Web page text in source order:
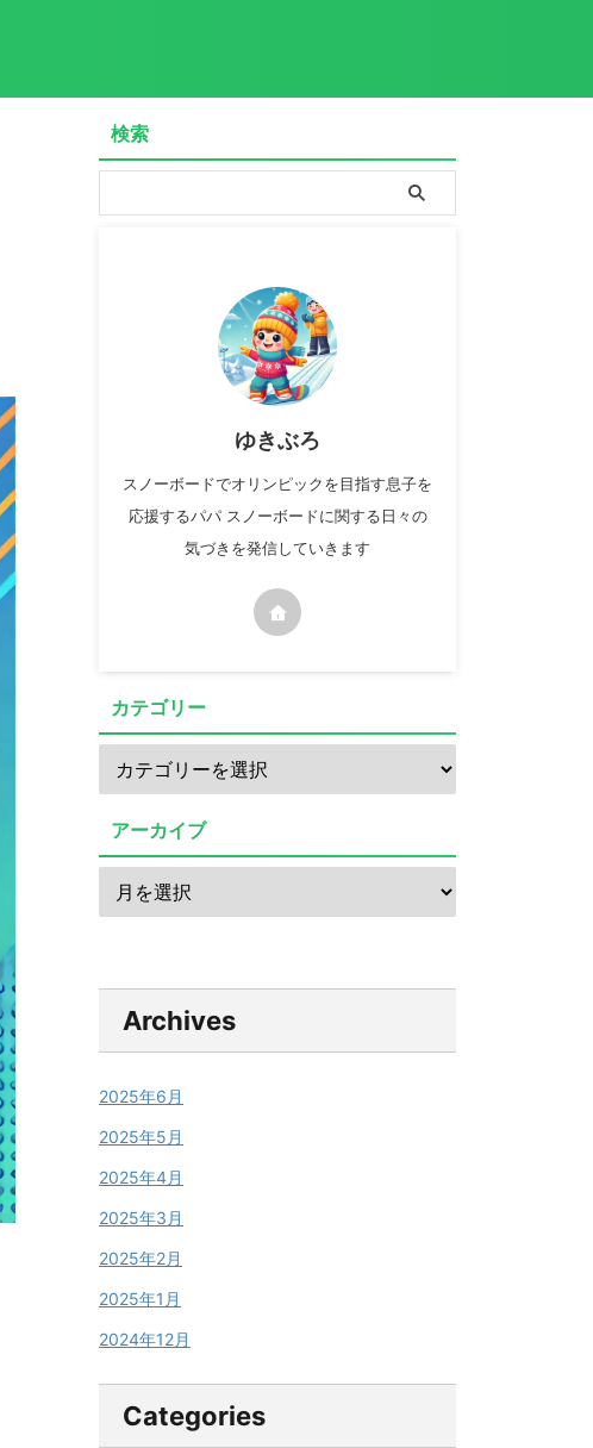
検索
ゆきぶろ
スノーボードでオリンピックを目指す息子を
応援するパパ スノーボードに関する日々の
気づきを発信していきます
カテゴリー
アーカイブ
Archives
2025年6月
2025年5月
2025年4月
2025年3月
2025年2月
2025年1月
2024年12月
Categories